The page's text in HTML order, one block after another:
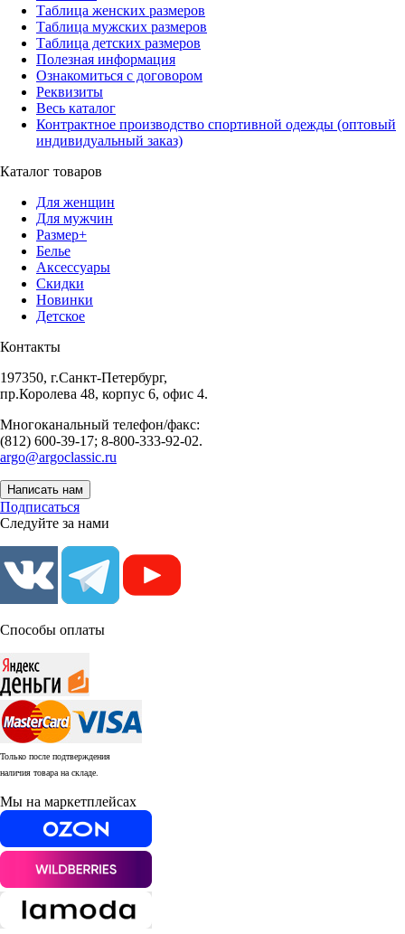
Таблица женских размеров
Таблица мужских размеров
Таблица детских размеров
Полезная информация
Ознакомиться с договором
Реквизиты
Весь каталог
Контрактное производство спортивной одежды (оптовый
индивидуальный заказ)
Каталог товаров
Для женщин
Для мужчин
Размер+
Белье
Аксессуары
Скидки
Новинки
Детское
Контакты
197350, г.Санкт-Петербург,
пр.Королева 48, корпус 6, офис 4.
Многоканальный телефон/факс:
(812) 600-39-17; 8-800-333-92-02.
argo@argoclassic.ru
Написать нам
Подписаться
Следуйте за нами
Способы оплаты
Только после подтверждения
наличия товара на складе.
Мы на маркетплейсах